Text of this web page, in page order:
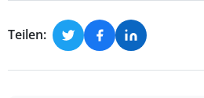
Teilen: